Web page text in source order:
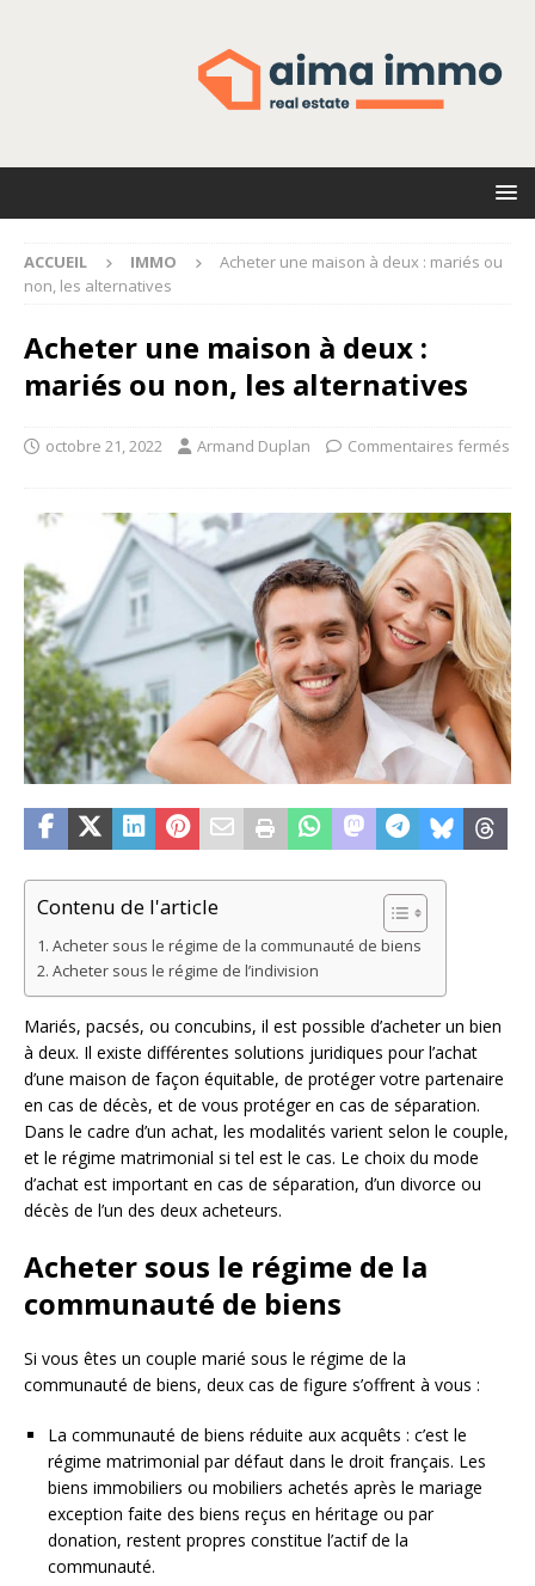
ACCUEIL IMMO
Acheter une maison à deux : mariés ou
non, les alternatives
Acheter une maison à deux :
mariés ou non, les alternatives
octobre 21, 2022 Armand Duplan Commentaires fermés
Contenu de l'article
Acheter sous le régime de la communauté de biens
Acheter sous le régime de l’indivision
Mariés, pacsés, ou concubins, il est possible d’acheter un bien
à deux. Il existe différentes solutions juridiques pour l’achat
d’une maison de façon équitable, de protéger votre partenaire
en cas de décès, et de vous protéger en cas de séparation.
Dans le cadre d’un achat, les modalités varient selon le couple,
et le régime matrimonial si tel est le cas. Le choix du mode
d’achat est important en cas de séparation, d’un divorce ou
décès de l’un des deux acheteurs.
Acheter sous le régime de la
communauté de biens
Si vous êtes un couple marié sous le régime de la
communauté de biens, deux cas de figure s’offrent à vous :
La communauté de biens réduite aux acquêts : c’est le
régime matrimonial par défaut dans le droit français. Les
biens immobiliers ou mobiliers achetés après le mariage
exception faite des biens reçus en héritage ou par
donation, restent propres constitue l’actif de la
communauté.